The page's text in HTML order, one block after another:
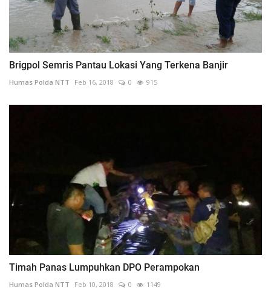
Brigpol Semris Pantau Lokasi Yang Terkena Banjir
Humas Polda NTT Feb 16, 2018 0 915
Timah Panas Lumpuhkan DPO Perampokan
Humas Polda NTT Feb 10, 2018 0 1149